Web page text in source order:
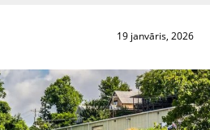
19 janvāris, 2026